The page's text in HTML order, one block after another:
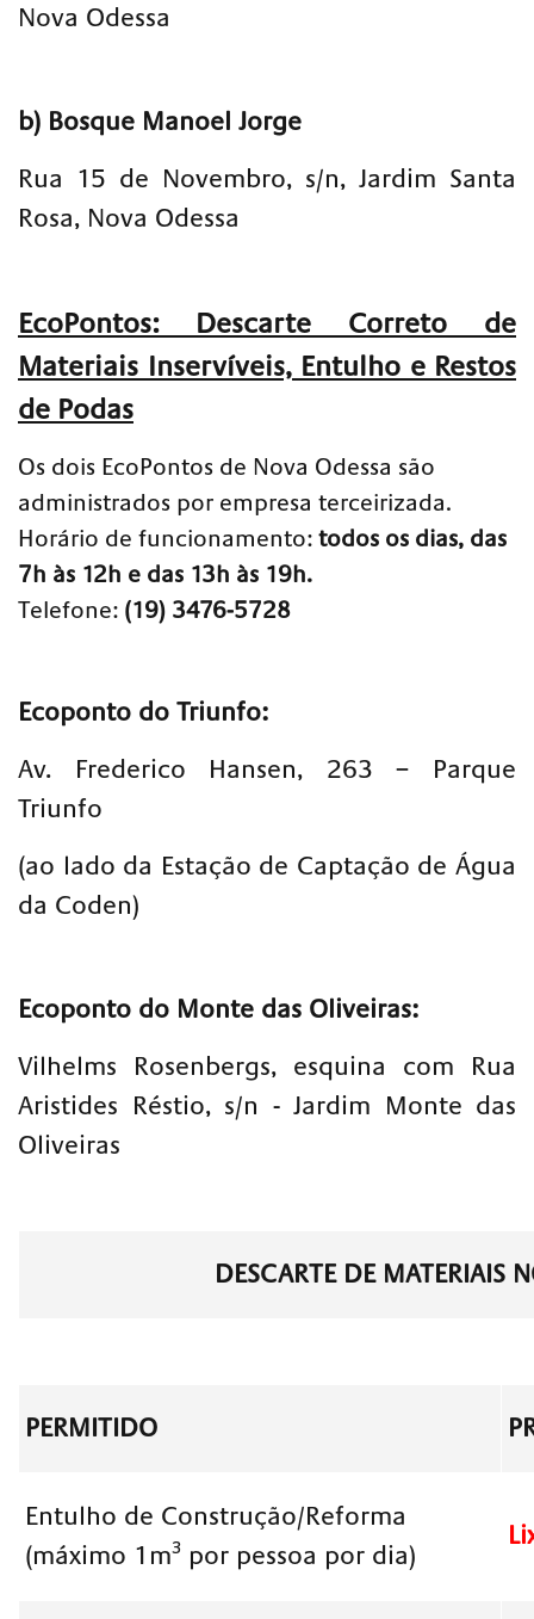
Nova Odessa
b) Bosque Manoel Jorge
Rua 15 de Novembro, s/n, Jardim Santa
Rosa, Nova Odessa
EcoPontos: Descarte Correto de
Materiais Inservíveis, Entulho e Restos
de Podas
Os dois EcoPontos de Nova Odessa são
administrados por empresa terceirizada.
Horário de funcionamento: todos os dias, das
7h às 12h e das 13h às 19h.
Telefone: (19) 3476-5728
Ecoponto do Triunfo:
Av. Frederico Hansen, 263 – Parque
Triunfo
(ao lado da Estação de Captação de Água
da Coden)
Ecoponto do Monte das Oliveiras:
Vilhelms Rosenbergs, esquina com Rua
Aristides Réstio, s/n - Jardim Monte das
Oliveiras
DESCARTE DE MATERIAIS
PERMITIDO
Entulho de Construção/Reforma
(máximo 1m³ por pessoa por dia)